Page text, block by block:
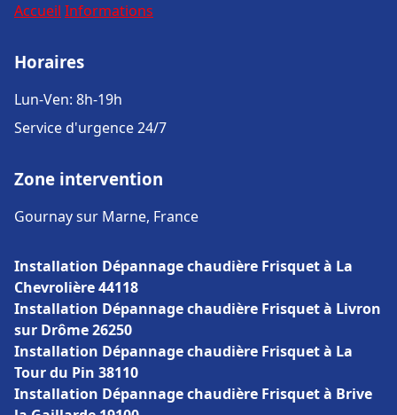
Accueil Informations
Horaires
Lun-Ven: 8h-19h
Service d'urgence 24/7
Zone intervention
Gournay sur Marne, France
Installation Dépannage chaudière Frisquet à La
Chevrolière 44118
Installation Dépannage chaudière Frisquet à Livron
sur Drôme 26250
Installation Dépannage chaudière Frisquet à La
Tour du Pin 38110
Installation Dépannage chaudière Frisquet à Brive